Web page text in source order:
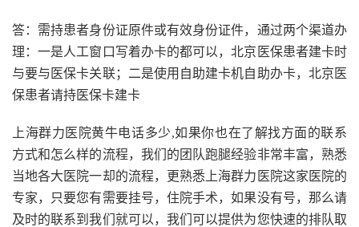
答：需持患者身份证原件或有效身份证件，通过两个渠道办
理：一是人工窗口写着办卡的都可以，北京医保患者建卡时
与要与医保卡关联；二是使用自助建卡机自助办卡，北京医
保患者请持医保卡建卡
上海群力医院黄牛电话多少,如果你也在了解找方面的联系
方式和怎么样的流程，我们的团队跑腿经验非常丰富，熟悉
当地各大医院一却的流程，更熟悉上海群力医院这家医院的
专家，只要您有需要挂号，住院手术，如果没有号，那么请
及时的联系到我们就可以，我们可以提供为您快速的排队取